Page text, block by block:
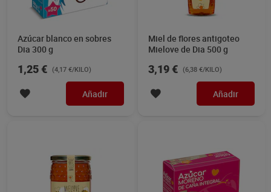
Azúcar blanco en sobres
Dia 300 g
1,25 € (4,17 €/KILO)
Añadir
Miel de flores antigoteo
Mielove de Dia 500 g
3,19 € (6,38 €/KILO)
Añadir